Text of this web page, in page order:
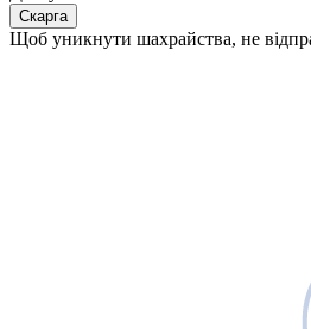
Скарга
Щоб уникнути шахрайства, не